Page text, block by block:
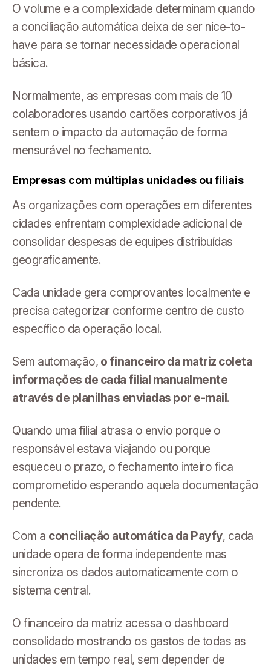
O volume e a complexidade determinam quando
a conciliação automática deixa de ser nice-to-
have para se tornar necessidade operacional
básica.
Normalmente, as empresas com mais de 10
colaboradores usando cartões corporativos já
sentem o impacto da automação de forma
mensurável no fechamento.
Empresas com múltiplas unidades ou filiais
As organizações com operações em diferentes
cidades enfrentam complexidade adicional de
consolidar despesas de equipes distribuídas
geograficamente.
Cada unidade gera comprovantes localmente e
precisa categorizar conforme centro de custo
específico da operação local.
Sem automação, o financeiro da matriz coleta
informações de cada filial manualmente
através de planilhas enviadas por e-mail.
Quando uma filial atrasa o envio porque o
responsável estava viajando ou porque
esqueceu o prazo, o fechamento inteiro fica
comprometido esperando aquela documentação
pendente.
Com a conciliação automática da Payfy, cada
unidade opera de forma independente mas
sincroniza os dados automaticamente com o
sistema central.
O financeiro da matriz acessa o dashboard
consolidado mostrando os gastos de todas as
unidades em tempo real, sem depender de